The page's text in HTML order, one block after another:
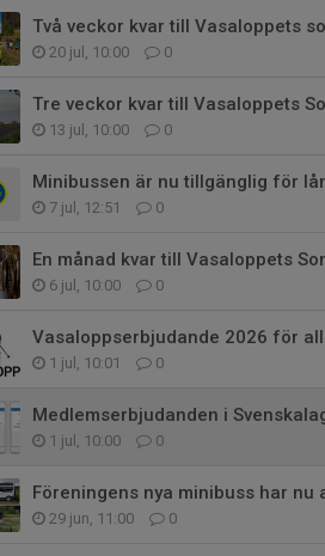
Två veckor kvar till Vasaloppets
20 jul, 10:00 0
Tre veckor kvar till Vasaloppets
13 jul, 10:00 0
Minibussen är nu tillgänglig för
7 jul, 12:51 0
En månad kvar till Vasaloppets
6 jul, 10:00 0
Vasaloppserbjudande 2026 för
1 jul, 10:01 0
Medlemserbjudanden i
1 jul, 10:00 0
Föreningens nya minibuss har nu
29 jun, 11:00 0